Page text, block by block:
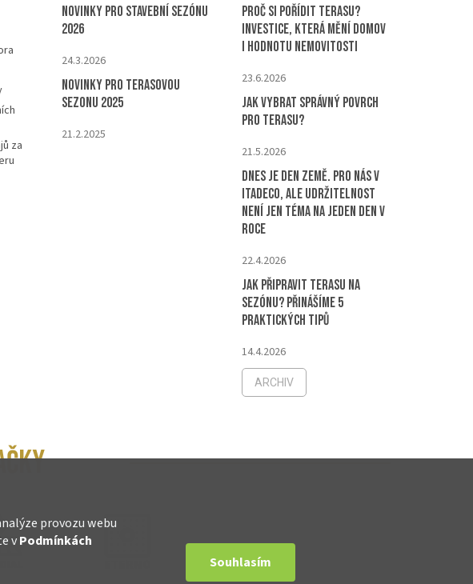
provozu webu
vPodmínkách
Souhlasím
za
Novinky pro stavební sezónu
2026
24.3.2026
Novinky pro terasovou
sezonu 2025
21.2.2025
Proč si pořídit terasu?
Investice, která mění domov
i hodnotu nemovitosti
23.6.2026
Jak vybrat správný povrch
pro terasu?
21.5.2026
Dnes je Den Země. Pro nás v
ITADECO, ale udržitelnost
není jen téma na jeden den v
roce
22.4.2026
Jak připravit terasu na
sezónu? Přinášíme 5
praktických tipů
14.4.2026
ARCHIV